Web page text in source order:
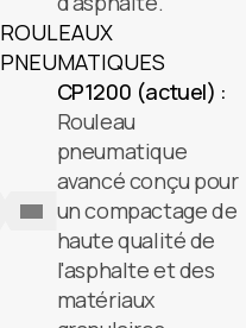
ROULEAUX
PNEUMATIQUES
CP1200 (actuel) :
Rouleau
pneumatique
avancé conçu pour
un compactage de
haute qualité de
l'asphalte et des
matériaux